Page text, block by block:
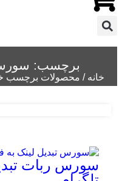
برچسب: سورس
خانه / محصولات برچسب
سورس ربات